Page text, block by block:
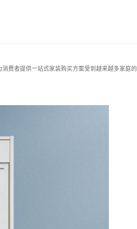
消费者提供一站式家装购买方案受到越来越多家庭的